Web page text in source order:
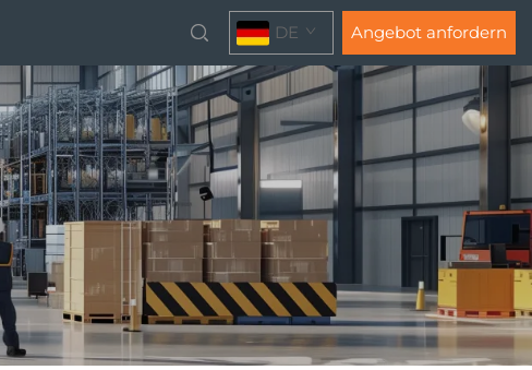
DE Angebot anfordern